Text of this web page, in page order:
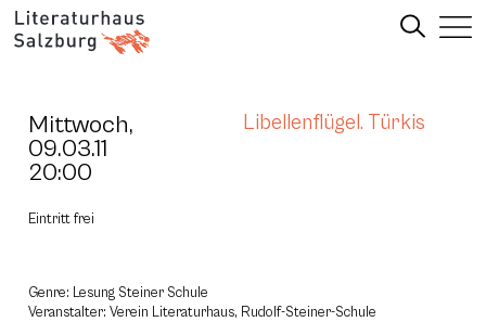
Mittwoch,
09.03.11
20:00
Libellenflügel. Türkis
Eintritt frei
Genre: Lesung Steiner Schule
Veranstalter: Verein Literaturhaus, Rudolf-Steiner-Schule